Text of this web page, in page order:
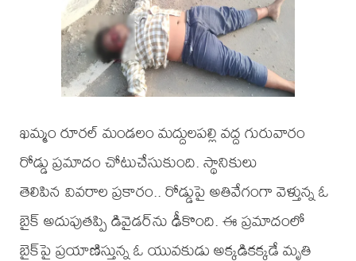
ఖమ్మం రూరల్ మండలం మద్దులపల్లి వద్ద గురువారం
రోడ్డు ప్రమాదం చోటుచేసుకుంది. స్థానికులు
తెలిపిన వివరాల ప్రకారం.. రోడ్డుపై అతివేగంగా వెళ్తున్న ఓ
బైక్ అదుపుతప్పి డివైడర్‌ను ఢీకొంది. ఈ ప్రమాదంలో
బైక్‌పై ప్రయాణిస్తున్న ఓ యువకుడు అక్కడికక్కడే మృతి